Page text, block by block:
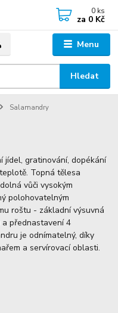
Menu
Hledat
0 ks
za 0 Kč
Salamandry
jídel, gratinování, dopékání
Topná tělesa
vůči vysokým
polohovatelným
roštu - základní výsuvná
přednastavení 4
je odnímatelný, díky
a servírovací oblasti.